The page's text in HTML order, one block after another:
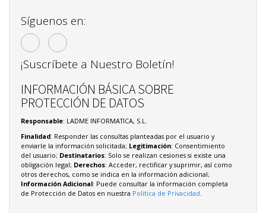
Síguenos en:
¡Suscríbete a Nuestro Boletín!
INFORMACIÓN BÁSICA SOBRE
PROTECCIÓN DE DATOS
Responsable: LADME INFORMATICA, S.L.
Finalidad: Responder las consultas planteadas por el usuario y
enviarle la información solicitada; Legitimación: Consentimiento
del usuario; Destinatarios: Solo se realizan cesiones si existe una
obligación legal; Derechos: Acceder, rectificar y suprimir, así como
otros derechos, como se indica en la información adicional;
Información Adicional: Puede consultar la información completa
de Protección de Datos en nuestra Política de Privacidad.